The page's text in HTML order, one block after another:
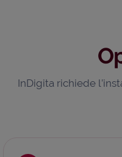
InDigita richiede